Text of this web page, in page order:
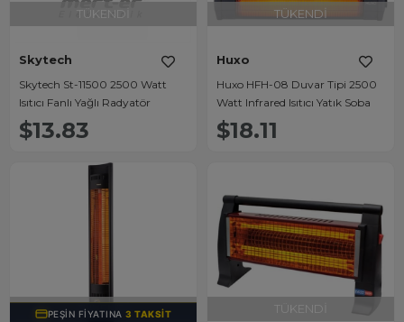
TÜKENDI
Skytech
Skytech St-11500 2500 Watt
Isıtıcı Fanlı Yağlı Radyatör
$13.83
TÜKENDI
Huxo
Huxo HFH-08 Duvar Tipi 2500
Watt Infrared Isıtıcı Yatık Soba
$18.11
TÜKENDI
PEŞIN FIYATINA3 TAKSIT TÜKENDI